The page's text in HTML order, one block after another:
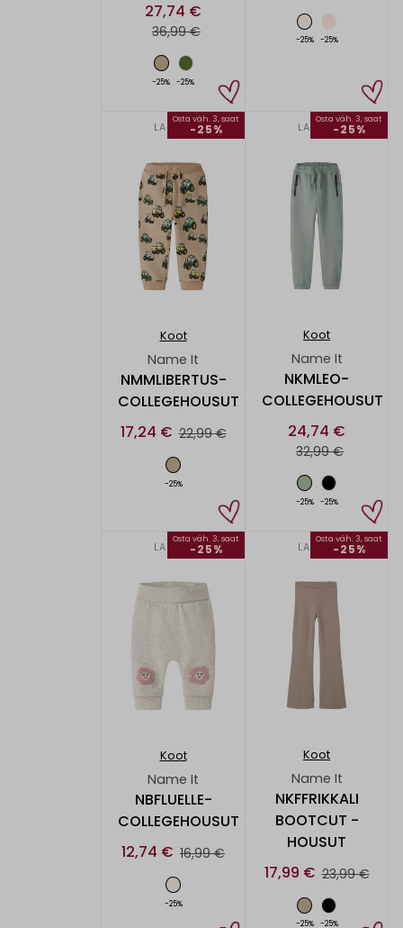
27,74 €
36,99 €
-25% -25%
-25% -25%
LAPSET
Osta väh. 3, saat
-25%
Koot
Name It
NMMLIBERTUS-
COLLEGEHOUSUT
17,24 € 22,99 €
-25%
LAPSET
Osta väh. 3, saat
-25%
Koot
Name It
NKMLEO-
COLLEGEHOUSUT
24,74 €
32,99 €
-25% -25%
LAPSET
Osta väh. 3, saat
-25%
Koot
Name It
NBFLUELLE-
COLLEGEHOUSUT
12,74 € 16,99 €
-25%
LAPSET
Osta väh. 3, saat
-25%
Koot
Name It
NKFFRIKKALI
BOOTCUT -
HOUSUT
17,99 € 23,99 €
-25% -25%